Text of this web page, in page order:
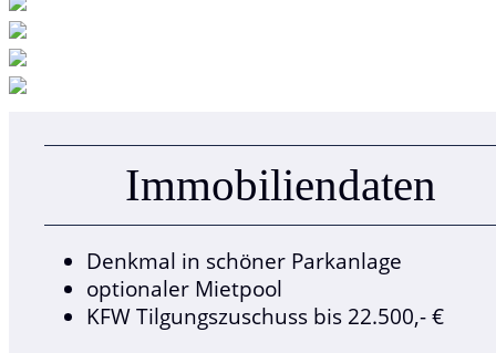
Immobilien­daten
Denkmal in schöner Parkanlage
optionaler Mietpool
KFW Tilgungszuschuss bis 22.500,- €